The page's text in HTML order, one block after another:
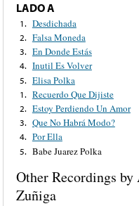
LADO A
1. Desdichada
2. Falsa Moneda
3. En Donde Estás
4. Inutil Es Volver
5. Elisa Polka
1. Recuerdo Que Dijiste
2. Estoy Perdiendo Un Amor
3. Que No Habrá Modo?
4. Por Ella
5. Babe Juarez Polka
Other Recordings
Zuñiga